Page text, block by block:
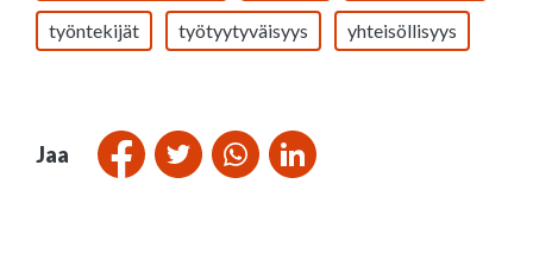
työntekijät työtyytyväisyys yhteisöllisyys
Jaa